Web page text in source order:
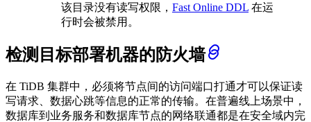
该目录没有读写权限， Fast Online DDL 在运
行时会被禁用。
检测目标部署机器的防火墙
在 TiDB 集群中，必须将节点间的访问端口打通才可以保证读
写请求、数据心跳等信息的正常的传输。在普遍线上场景中，
数据库到业务服务和数据库节点的网络联通都是在安全域内完